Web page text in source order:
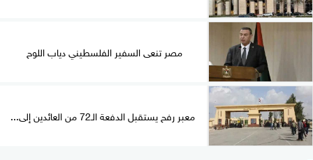
مصر تنعى السفير الفلسطيني دياب اللوح
معبر رفح يستقبل الدفعة الـ72 من العائدين إلى...